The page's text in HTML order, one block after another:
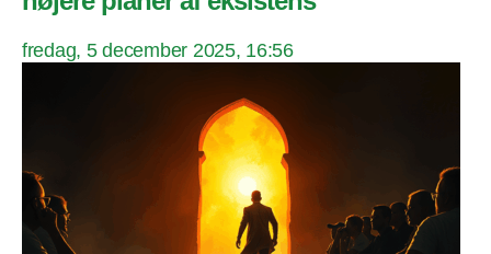
fredag, 5 december 2025, 16:56